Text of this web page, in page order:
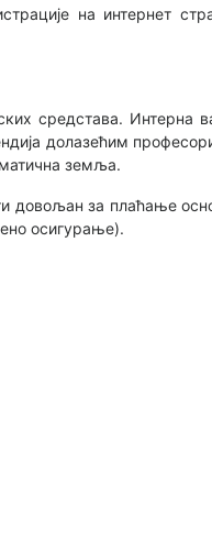
на интернет
средстава. Интерна
долазећим
земља.
довољан за плаћање
осигурање).